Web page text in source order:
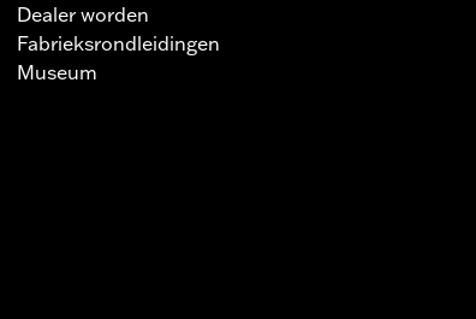
Dealer worden
Fabrieksrondleidingen
Museum